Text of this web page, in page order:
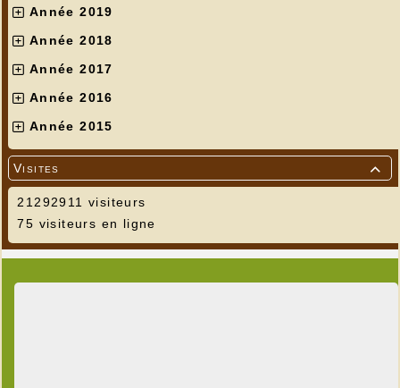
Année 2019
Année 2018
Année 2017
Année 2016
Année 2015

Visites
21292911 visiteurs
75 visiteurs en ligne